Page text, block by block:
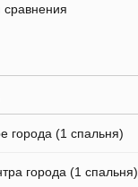
сравнения
города (1 спальня)
города (1 спальня)